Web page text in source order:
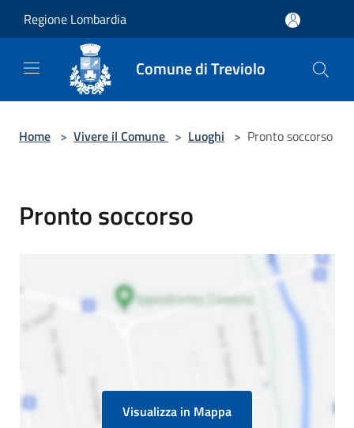
Regione Lombardia
Comune di Treviolo
Home > Vivere il Comune > Luoghi > Pronto soccorso
Pronto soccorso
Visualizza in Mappa